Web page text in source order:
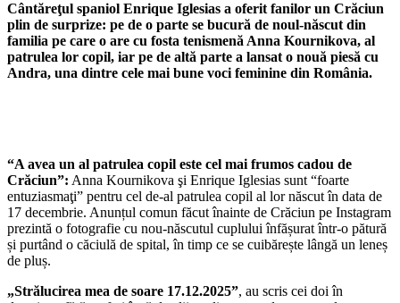
Cântăreţul spaniol Enrique Iglesias a oferit fanilor un Crăciun
plin de surprize: pe de o parte se bucură de noul-născut din
familia pe care o are cu fosta tenismenă Anna Kournikova, al
patrulea lor copil, iar pe de altă parte a lansat o nouă piesă cu
Andra, una dintre cele mai bune voci feminine din România.
“A avea un al patrulea copil este cel mai frumos cadou de
Crăciun”: Anna Kournikova şi Enrique Iglesias sunt “foarte
entuziasmaţi” pentru cel de-al patrulea copil al lor născut în data de
17 decembrie. Anunțul comun făcut înainte de Crăciun pe Instagram
prezintă o fotografie cu nou-născutul cuplului înfășurat într-o pătură
și purtând o căciulă de spital, în timp ce se cuibărește lângă un leneș
de pluș.
„Strălucirea mea de soare 17.12.2025”, au scris cei doi în